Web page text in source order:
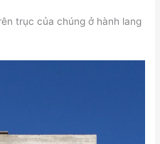
trục của chúng ở hành lang